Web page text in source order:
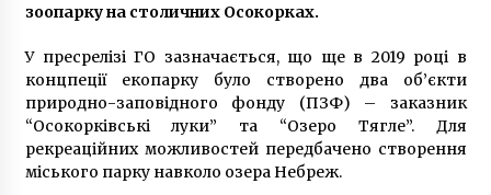
Олександр Кобелєв – від працівника
8 років ago
Бойцам АТО дадут деньги вместо земли в
Киеве
10 років ago
зоопарку на столичних Осокорках.
У пресрелізі ГО зазначається, що ще в 2019 році в
концпеції екопарку було створено два об’єкти
природно-заповідного фонду (ПЗФ) – заказник
“Осокорківські луки” та “Озеро Тягле”. Для
рекреаційних можливостей передбачено створення
міського парку навколо озера Небреж.